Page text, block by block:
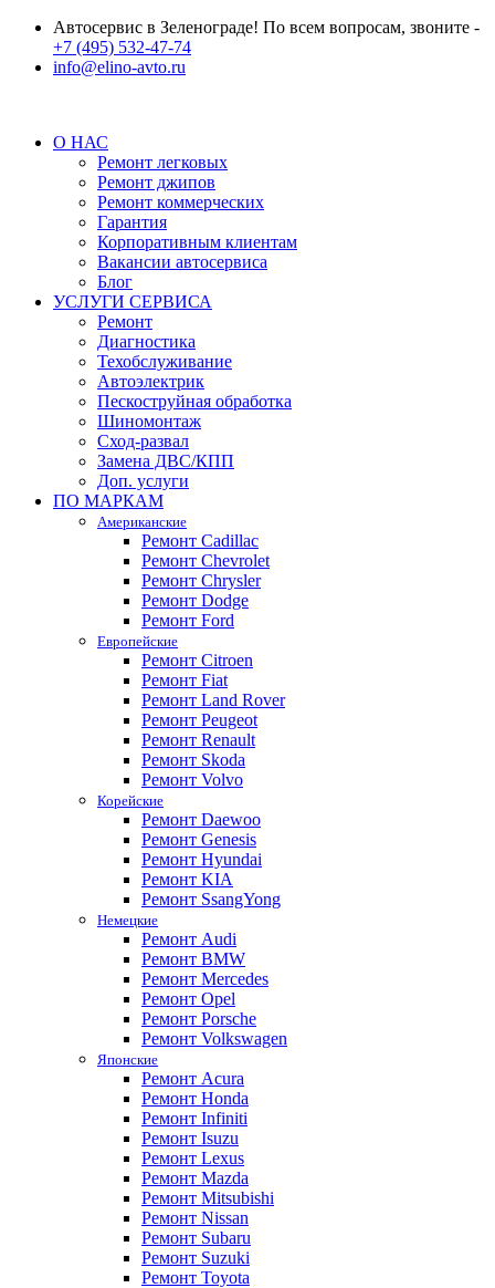
Автосервис в Зеленограде! По всем вопросам, звоните -
+7 (495) 532-47-74
info@elino-avto.ru
О НАС
Ремонт легковых
Ремонт джипов
Ремонт коммерческих
Гарантия
Корпоративным клиентам
Вакансии автосервиса
Блог
УСЛУГИ СЕРВИСА
Ремонт
Диагностика
Техобслуживание
Автоэлектрик
Пескоструйная обработка
Шиномонтаж
Сход-развал
Замена ДВС/КПП
Доп. услуги
ПО МАРКАМ
Американские
Ремонт Cadillac
Ремонт Chevrolet
Ремонт Chrysler
Ремонт Dodge
Ремонт Ford
Европейские
Ремонт Citroen
Ремонт Fiat
Ремонт Land Rover
Ремонт Peugeot
Ремонт Renault
Ремонт Skoda
Ремонт Volvo
Корейские
Ремонт Daewoo
Ремонт Genesis
Ремонт Hyundai
Ремонт KIA
Ремонт SsangYong
Немецкие
Ремонт Audi
Ремонт BMW
Ремонт Mercedes
Ремонт Opel
Ремонт Porsche
Ремонт Volkswagen
Японские
Ремонт Acura
Ремонт Honda
Ремонт Infiniti
Ремонт Isuzu
Ремонт Lexus
Ремонт Mazda
Ремонт Mitsubishi
Ремонт Nissan
Ремонт Subaru
Ремонт Suzuki
Ремонт Toyota